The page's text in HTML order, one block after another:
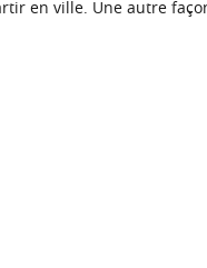
en ville. Une autre